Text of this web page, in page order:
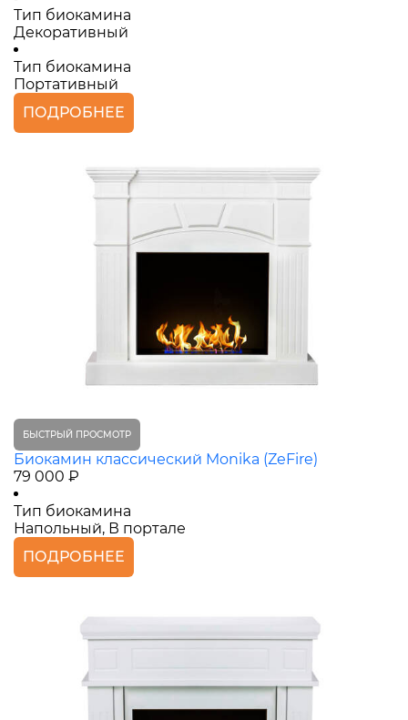
Тип биокамина
Декоративный
Тип биокамина
Портативный
ПОДРОБНЕЕ
БЫСТРЫЙ ПРОСМОТР
Биокамин классический Monika (ZeFire)
79 000 ₽
Тип биокамина
Напольный, В портале
ПОДРОБНЕЕ